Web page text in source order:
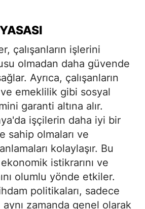
çalışanların işlerini
olmadan daha güvende
Ayrıca, çalışanların
ve emeklilik gibi sosyal
garanti altına alır.
işçilerin daha iyi bir
sahip olmaları ve
kolaylaşır. Bu
istikrarını ve
olumlu yönde etkiler.
politikaları, sadece
zamanda genel olarak